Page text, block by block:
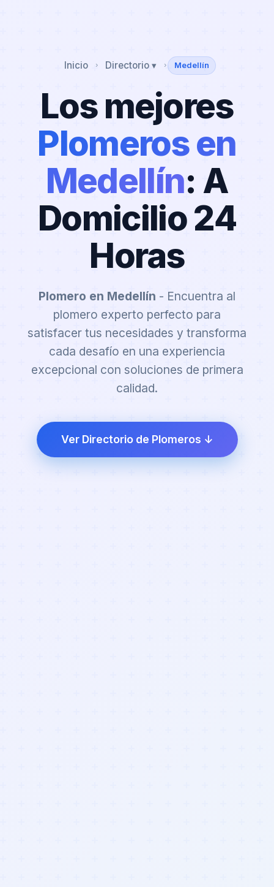
Inicio › Directorio ▾ › Medellín
Los mejores
Plomeros en
Medellín: A
Domicilio 24
Horas
Plomero en Medellín - Encuentra al
plomero experto perfecto para
satisfacer tus necesidades y transforma
cada desafío en una experiencia
excepcional con soluciones de primera
calidad.
Ver Directorio de Plomeros ↓